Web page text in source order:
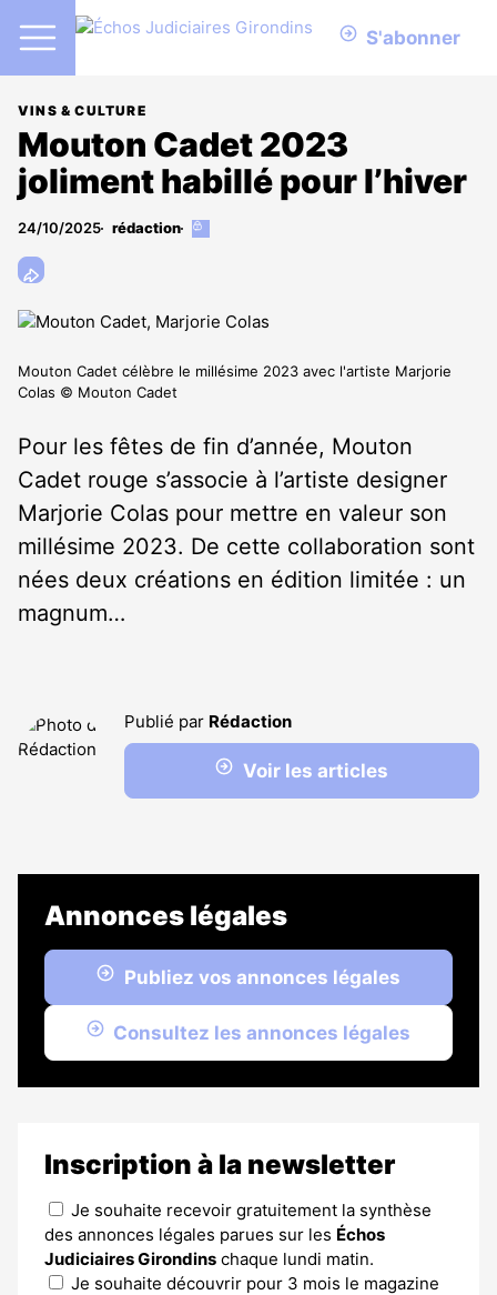
S'abonner
VINS & CULTURE
Mouton Cadet 2023
joliment habillé pour l’hiver
24/10/2025 rédaction
Cet
aux
abonnés
Mouton Cadet célèbre le millésime 2023 avec l'artiste Marjorie
Colas © Mouton Cadet
Pour les fêtes de fin d’année, Mouton
Cadet rouge s’associe à l’artiste designer
Marjorie Colas pour mettre en valeur son
millésime 2023. De cette collaboration sont
nées deux créations en édition limitée : un
magnum…
Publié par Rédaction
Voir les articles
Annonces légales
Publiez vos annonces légales
Consultez les annonces légales
Inscription à la newsletter
Je souhaite recevoir gratuitement la synthèse
des annonces légales parues sur les Échos
Judiciaires Girondins chaque lundi matin.
Je souhaite découvrir pour 3 mois le magazine